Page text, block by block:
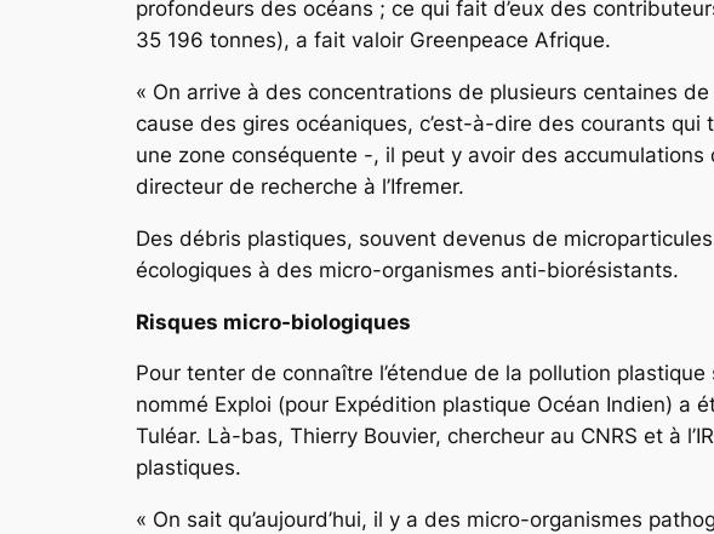
profondeurs des océans ; ce qui fait d’eux des
35 196 tonnes), a fait valoir Greenpeace Afrique.
« On arrive à des concentrations de plusieurs centaines
cause des gires océaniques, c’est-à-dire des courants
une zone conséquente -, il peut y avoir des
directeur de recherche à l’Ifremer.
Des débris plastiques, souvent devenus de
écologiques à des micro-organismes anti-biorésistants.
Risques micro-biologiques
Pour tenter de connaître l’étendue de la pollution
nommé Exploi (pour Expédition plastique Océan Indien) a
Tuléar. Là-bas, Thierry Bouvier, chercheur au CNRS et à
plastiques.
« On sait qu’aujourd’hui, il y a des micro-organismes